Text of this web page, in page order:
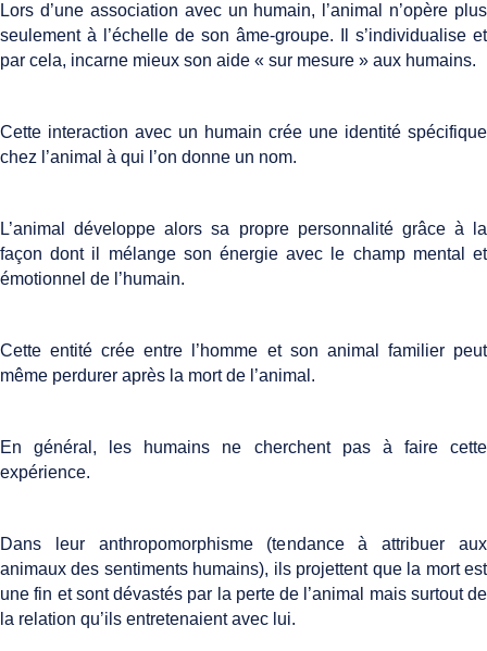
Lors d’une association avec un humain, l’animal n’opère plus
seulement à l’échelle de son âme-groupe. Il s’individualise et
par cela, incarne mieux son aide « sur mesure » aux humains.
Cette interaction avec un humain crée une identité spécifique
chez l’animal à qui l’on donne un nom.
L’animal développe alors sa propre personnalité grâce à la
façon dont il mélange son énergie avec le champ mental et
émotionnel de l’humain.
Cette entité crée entre l’homme et son animal familier peut
même perdurer après la mort de l’animal.
En général, les humains ne cherchent pas à faire cette
expérience.
Dans leur anthropomorphisme (tendance à attribuer aux
animaux des sentiments humains), ils projettent que la mort est
une fin et sont dévastés par la perte de l’animal mais surtout de
la relation qu’ils entretenaient avec lui.